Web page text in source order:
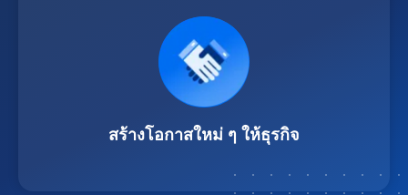
สร้างโอกาสใหม่ ๆ ให้ธุรกิจ